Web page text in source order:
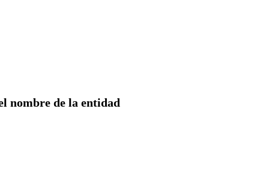
nombre de la entidad